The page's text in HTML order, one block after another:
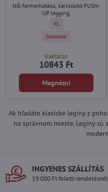
Női farmerhatású, karcsúsító PUSH-
UP legging.
Női leggings MADDIE
XL
Női leggings MADDIE 200
Sötétkék
Raktáron
10843 Ft
Megnézni
Ak hľadáte klasické legíny z
na správnom mieste. Legíny
INGYENES SZÁLLÍTÁS
19.000 Ft feletti rendelésnél